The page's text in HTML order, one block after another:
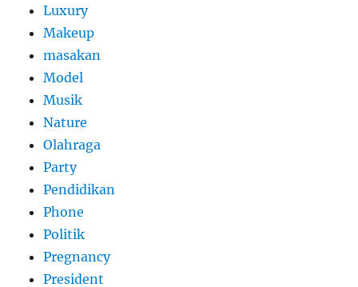
Luxury
Makeup
masakan
Model
Musik
Nature
Olahraga
Party
Pendidikan
Phone
Politik
Pregnancy
President